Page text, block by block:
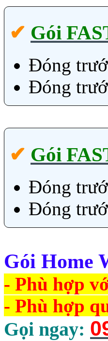
✔‎ Gói
Đóng
Đóng
✔‎ Gói
Đóng
Đóng
Gói Home
- Phù hợp
- Phù hợp
Gọi ngay: